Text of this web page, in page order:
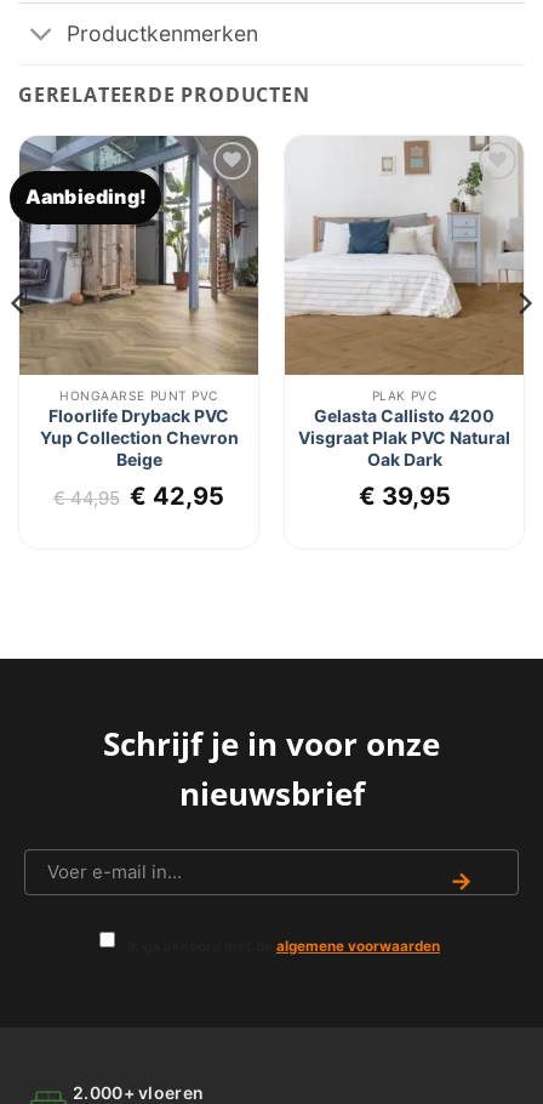
Productkenmerken
GERELATEERDE PRODUCTEN
Aanbieding!
Toevoegen
aan
verlanglijst
HONGAARSE PUNT PVC
Floorlife Dryback PVC
Yup Collection Chevron
Beige
€44,95 Oorspronkelijke
€ 42,95
Toevoegen
aan
verlanglijst
PLAK PVC
Gelasta Callisto 4200
Visgraat Plak PVC Natural
Oak Dark
€ 39,95
Schrijf je in voor onze
nieuwsbrief
→
algemene voorwaarden
2.000+ vloeren